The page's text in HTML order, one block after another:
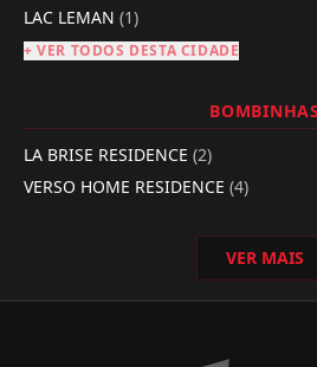
LAC LEMAN (1)
+ VER TODOS DESTA CIDADE
BOMBINHAS
LA BRISE RESIDENCE (2)
VERSO HOME RESIDENCE (4)
VER MAIS